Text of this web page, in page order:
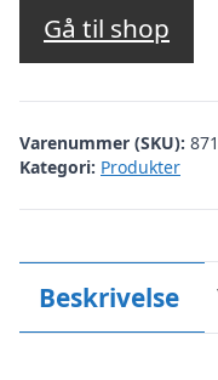
Gå til shop
Varenummer (SKU):
Kategori: Produkter
Beskrivelse